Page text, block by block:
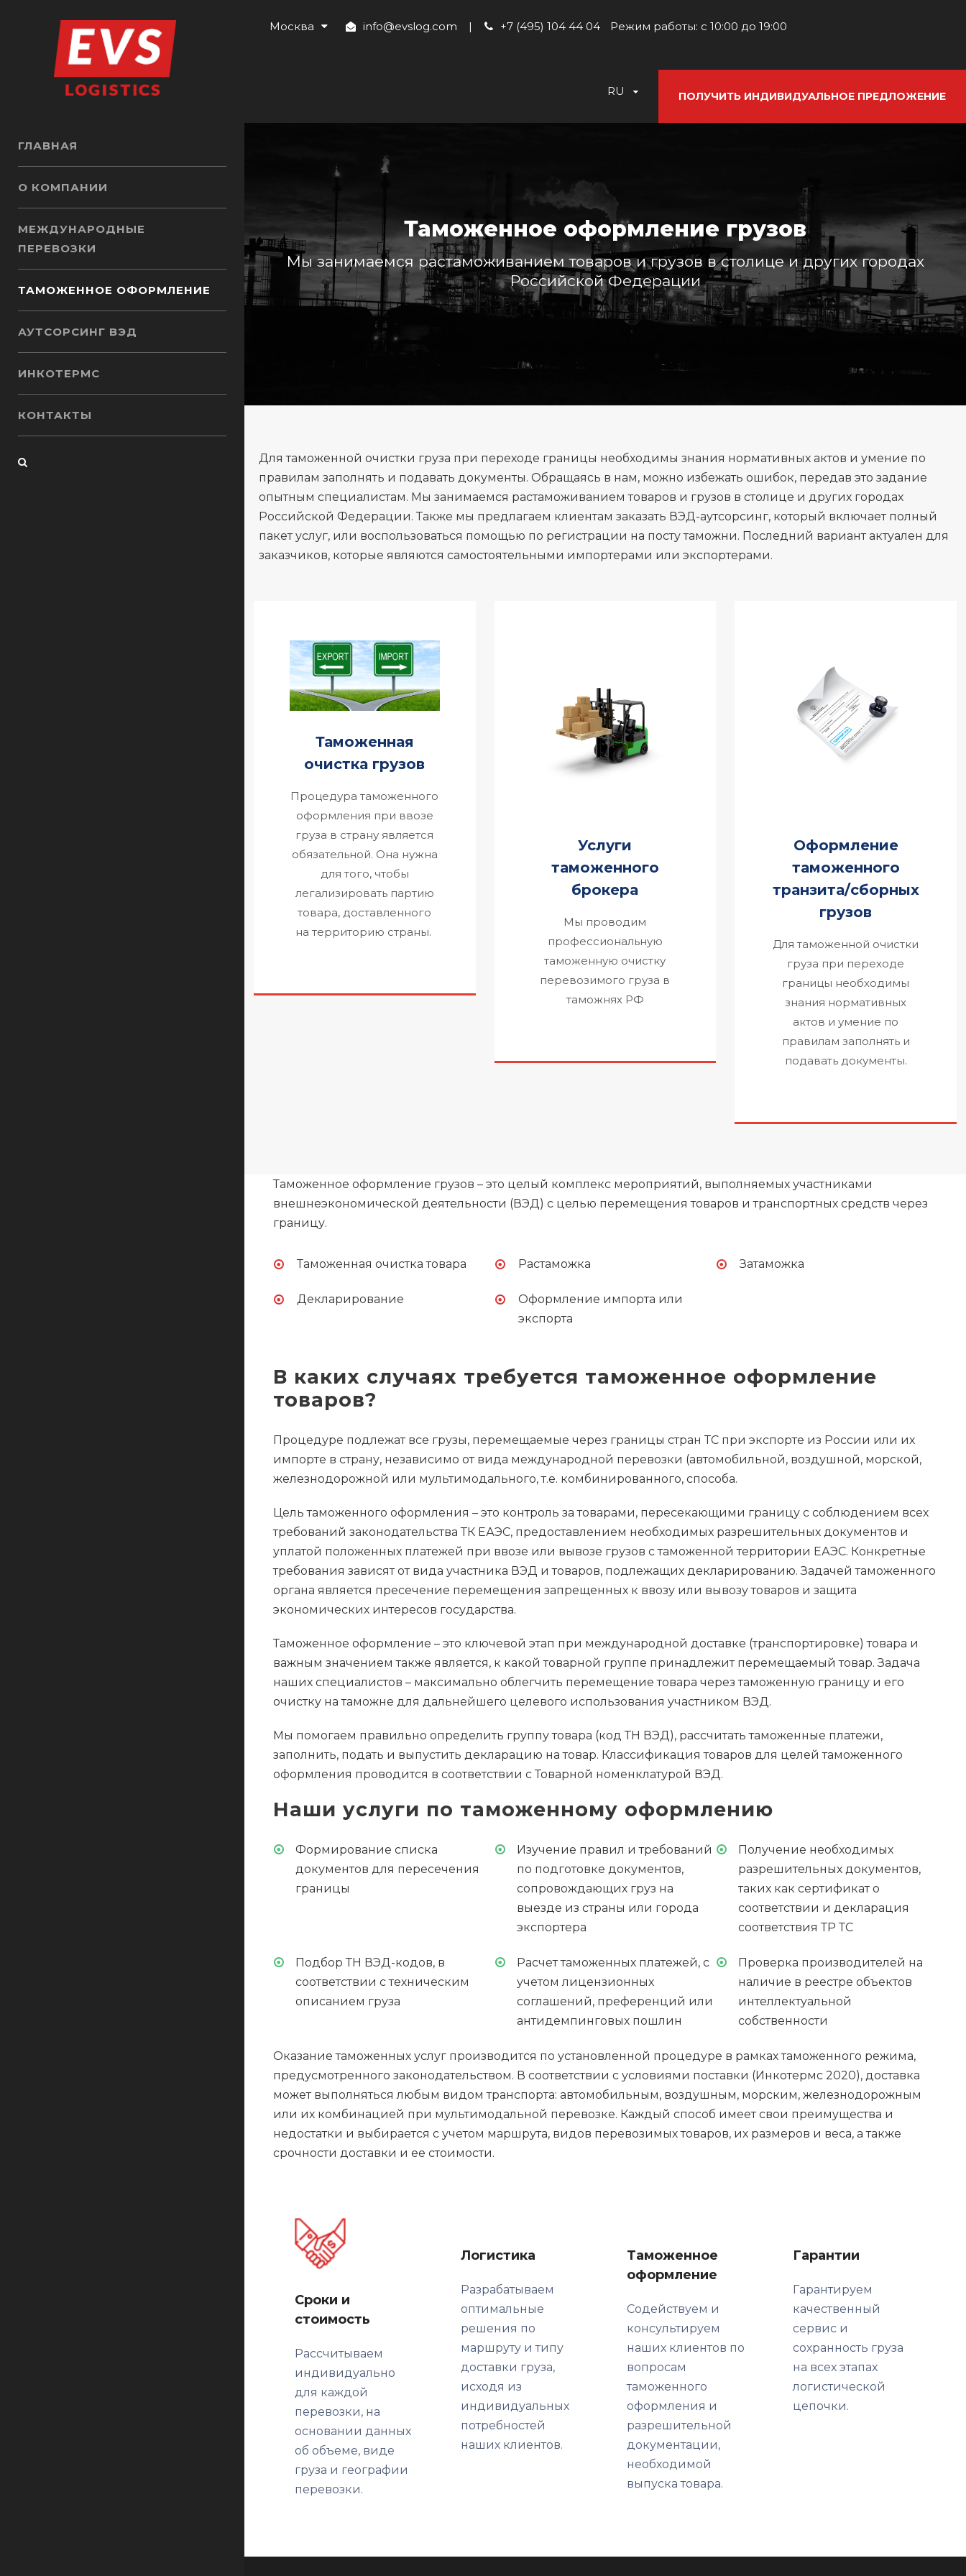
ГЛАВНАЯ
О КОМПАНИИ
МЕЖДУНАРОДНЫЕ
ПЕРЕВОЗКИ
ТАМОЖЕННОЕ ОФОРМЛЕНИЕ
АУТСОРСИНГ ВЭД
ИНКОТЕРМС
КОНТАКТЫ
Москва info@evslog.com | +7 (495) 104 44 04 Режим работы: с 10:00 до 19:00
ПОЛУЧИТЬ ИНДИВИДУАЛЬНОЕ ПРЕДЛОЖЕНИЕ
RU
Таможенное оформление грузов
Мы занимаемся растаможиванием товаров и грузов в столице и других городах
Российской Федерации
Для таможенной очистки груза при переходе границы необходимы знания нормативных актов и умение по
правилам заполнять и подавать документы. Обращаясь в нам, можно избежать ошибок, передав это задание
опытным специалистам. Мы занимаемся растаможиванием товаров и грузов в столице и других городах
Российской Федерации. Также мы предлагаем клиентам заказать ВЭД-аутсорсинг, который включает полный
пакет услуг, или воспользоваться помощью по регистрации на посту таможни. Последний вариант актуален для
заказчиков, которые являются самостоятельными импортерами или экспортерами.
Таможенная
очистка грузов
Процедура таможенного
оформления при ввозе
груза в страну является
обязательной. Она нужна
для того, чтобы
легализировать партию
товара, доставленного
на территорию страны.
Услуги
таможенного
брокера
Мы проводим
профессиональную
таможенную очистку
перевозимого груза в
таможнях РФ
Оформление
таможенного
транзита/сборных
грузов
Для таможенной очистки
груза при переходе
границы необходимы
знания нормативных
актов и умение по
правилам заполнять и
подавать документы.
Таможенное оформление грузов – это целый комплекс мероприятий, выполняемых участниками
внешнеэкономической деятельности (ВЭД) с целью перемещения товаров и транспортных средств через
границу.
Таможенная очистка товара Растаможка Затаможка
Декларирование
Оформление импорта или
экспорта
В каких случаях требуется таможенное оформление
товаров?
Процедуре подлежат все грузы, перемещаемые через границы стран ТС при экспорте из России или их
импорте в страну, независимо от вида международной перевозки (автомобильной, воздушной, морской,
железнодорожной или мультимодального, т.е. комбинированного, способа.
Цель таможенного оформления – это контроль за товарами, пересекающими границу с соблюдением всех
требований законодательства ТК ЕАЭС, предоставлением необходимых разрешительных документов и
уплатой положенных платежей при ввозе или вывозе грузов с таможенной территории ЕАЭС. Конкретные
требования зависят от вида участника ВЭД и товаров, подлежащих декларированию. Задачей таможенного
органа является пресечение перемещения запрещенных к ввозу или вывозу товаров и защита
экономических интересов государства.
Таможенное оформление – это ключевой этап при международной доставке (транспортировке) товара и
важным значением также является, к какой товарной группе принадлежит перемещаемый товар. Задача
наших специалистов – максимально облегчить перемещение товара через таможенную границу и его
очистку на таможне для дальнейшего целевого использования участником ВЭД.
Мы помогаем правильно определить группу товара (код ТН ВЭД), рассчитать таможенные платежи,
заполнить, подать и выпустить декларацию на товар. Классификация товаров для целей таможенного
оформления проводится в соответствии с Товарной номенклатурой ВЭД.
Наши услуги по таможенному оформлению
Формирование списка
документов для пересечения
границы
Изучение правил и требований
по подготовке документов,
сопровождающих груз на
выезде из страны или города
экспортера
Получение необходимых
разрешительных документов,
таких как сертификат о
соответствии и декларация
соответствия ТР ТС
Подбор ТН ВЭД-кодов, в
соответствии с техническим
описанием груза
Расчет таможенных платежей, с
учетом лицензионных
соглашений, преференций или
антидемпинговых пошлин
Проверка производителей на
наличие в реестре объектов
интеллектуальной
собственности
Оказание таможенных услуг производится по установленной процедуре в рамках таможенного режима,
предусмотренного законодательством. В соответствии с условиями поставки (Инкотермс 2020), доставка
может выполняться любым видом транспорта: автомобильным, воздушным, морским, железнодорожным
или их комбинацией при мультимодальной перевозке. Каждый способ имеет свои преимущества и
недостатки и выбирается с учетом маршрута, видов перевозимых товаров, их размеров и веса, а также
срочности доставки и ее стоимости.
Сроки и
стоимость
Рассчитываем
индивидуально
для каждой
перевозки, на
основании данных
об объеме, виде
груза и географии
перевозки.
Логистика
Разрабатываем
оптимальные
решения по
маршруту и типу
доставки груза,
исходя из
индивидуальных
потребностей
наших клиентов.
Таможенное
оформление
Содействуем и
консультируем
наших клиентов по
вопросам
таможенного
оформления и
разрешительной
документации,
необходимой
выпуска товара.
Гарантии
Гарантируем
качественный
сервис и
сохранность груза
на всех этапах
логистической
цепочки.